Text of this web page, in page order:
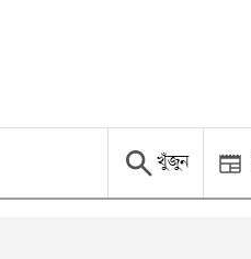
খুঁজুন